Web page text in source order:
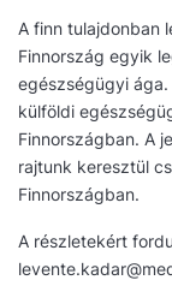
A finn tulajdonban
Finnország egyik
egészségügyi
külföldi
Finnországban. A
rajtunk keresztül
Finnországban.
A részletekért